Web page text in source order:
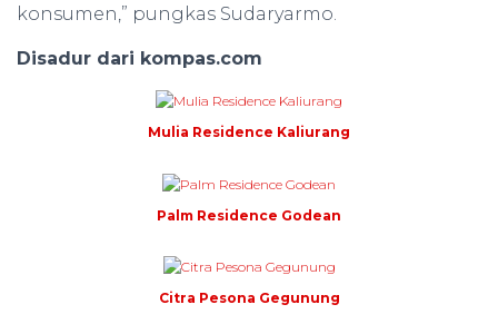
konsumen,” pungkas Sudaryarmo.
Disadur dari kompas.com
Mulia Residence Kaliurang
Palm Residence Godean
Citra Pesona Gegunung